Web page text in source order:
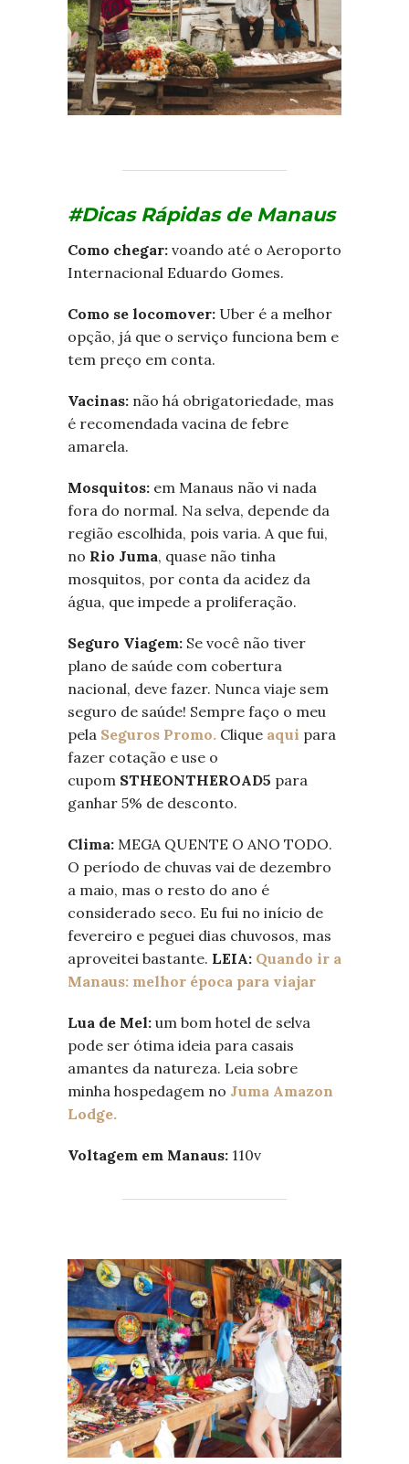
#Dicas Rápidas de Manaus
Como chegar: voando até o Aeroporto
Internacional Eduardo Gomes.
Como se locomover: Uber é a melhor
opção, já que o serviço funciona bem e
tem preço em conta.
Vacinas: não há obrigatoriedade, mas
é recomendada vacina de febre
amarela.
Mosquitos: em Manaus não vi nada
fora do normal. Na selva, depende da
região escolhida, pois varia. A que fui,
no Rio Juma, quase não tinha
mosquitos, por conta da acidez da
água, que impede a proliferação.
Seguro Viagem: Se você não tiver
plano de saúde com cobertura
nacional, deve fazer. Nunca viaje sem
seguro de saúde! Sempre faço o meu
pela Seguros Promo. Clique aqui para
fazer cotação e use o
cupom STHEONTHEROAD5 para
ganhar 5% de desconto.
Clima: MEGA QUENTE O ANO TODO.
O período de chuvas vai de dezembro
a maio, mas o resto do ano é
considerado seco. Eu fui no início de
fevereiro e peguei dias chuvosos, mas
aproveitei bastante. LEIA: Quando ir a
Manaus: melhor época para viajar
Lua de Mel: um bom hotel de selva
pode ser ótima ideia para casais
amantes da natureza. Leia sobre
minha hospedagem no Juma Amazon
Lodge.
Voltagem em Manaus: 110v